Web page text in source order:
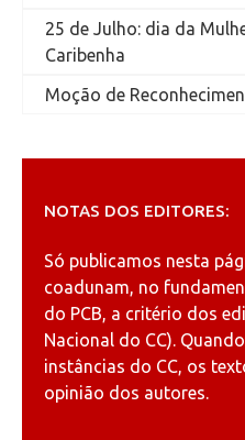
25 de Julho: dia da
Caribenha
Moção de
NOTAS DOS EDITORES:
Só publicamos nesta
coadunam, no
do PCB, a critério dos
Nacional do CC).
instâncias do CC, os
opinião dos autores.